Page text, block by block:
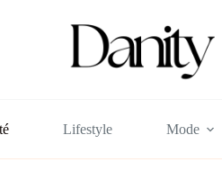
Lifestyle Mode